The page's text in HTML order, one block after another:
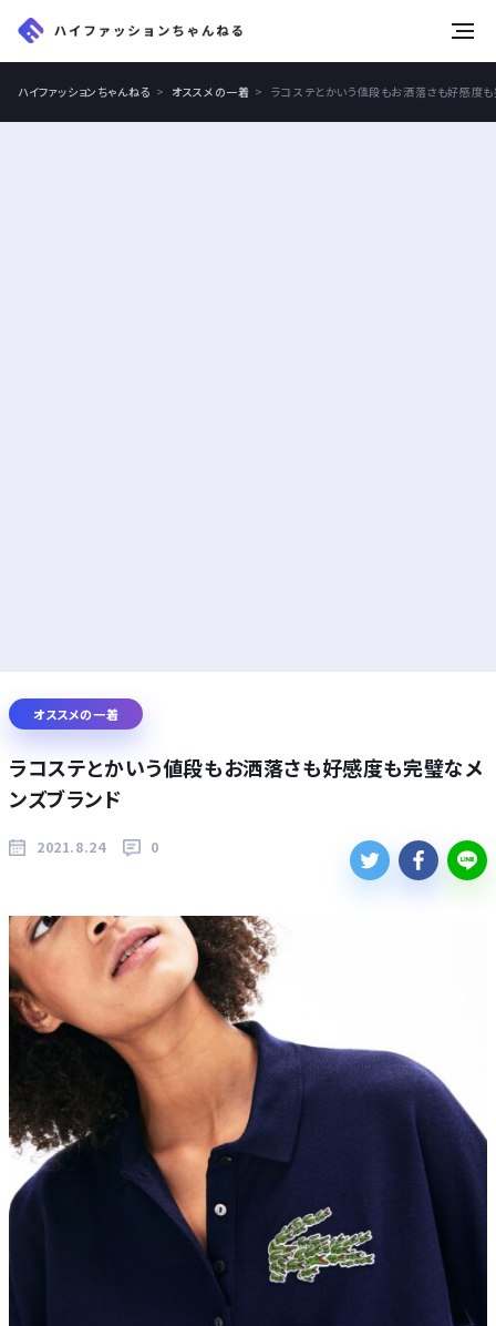
ハイファッションちゃんねる オススメの一着 ラコステとかいう値段もお洒落さも好感度
オススメの一着
ラコステとかいう値段もお洒落さも好感度も完璧なメ
ンズブランド
2021.8.24 0